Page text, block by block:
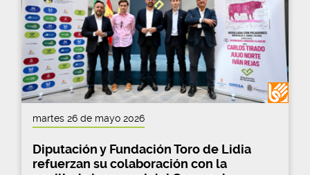
martes 26 de mayo 2026
Diputación y Fundación Toro de Lidia
refuerzan su colaboración con la